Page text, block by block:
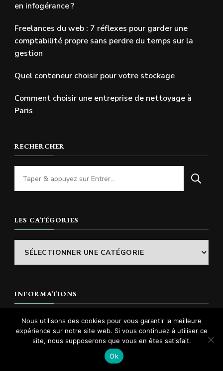
en infogérance ?
Freelances du web : 7 réflexes pour garder une
comptabilité propre sans perdre du temps sur la
gestion
Quel conteneur choisir pour votre stockage
Comment choisir une entreprise de nettoyage à
Paris
RECHERCHER
Vous
recherchiez
chose
LES CATÉGORIES
Les
catégories
INFORMATIONS
Contactez-nous
Mentions légales
Nous utilisons des cookies pour vous garantir la meilleure
expérience sur notre site web. Si vous continuez à utiliser ce
site, nous supposerons que vous en êtes satisfait.
Ok